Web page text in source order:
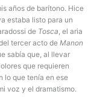
años de barítono. Hice
estaba listo para un
de Tosca , el aria
tercer acto deManon
sabía que, al llevar
que requieren
lo que tenía en ese
voz y el dramatismo.